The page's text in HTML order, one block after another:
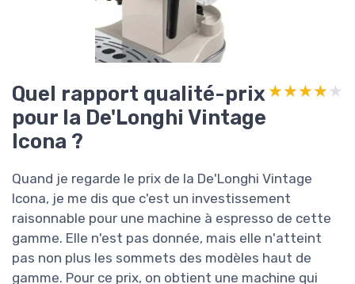
Quel rapport qualité-prix
pour la De'Longhi Vintage
Icona ?
★★★★★
★★★★★
Quand je regarde le prix de la De'Longhi Vintage
Icona, je me dis que c'est un investissement
raisonnable pour une machine à espresso de cette
gamme. Elle n'est pas donnée, mais elle n'atteint
pas non plus les sommets des modèles haut de
gamme. Pour ce prix, on obtient une machine qui